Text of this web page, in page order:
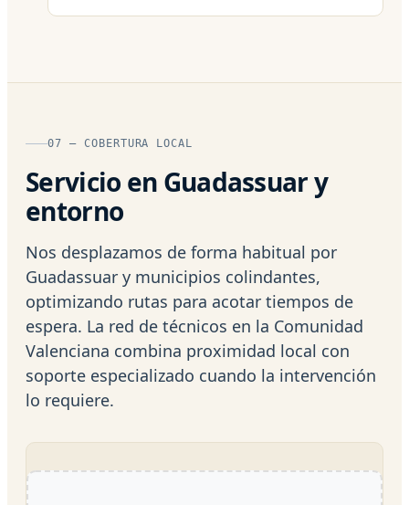
07 — COBERTURA LOCAL
Servicio en Guadassuar y
entorno
Nos desplazamos de forma habitual por
Guadassuar y municipios colindantes,
optimizando rutas para acotar tiempos de
espera. La red de técnicos en la Comunidad
Valenciana combina proximidad local con
soporte especializado cuando la intervención
lo requiere.